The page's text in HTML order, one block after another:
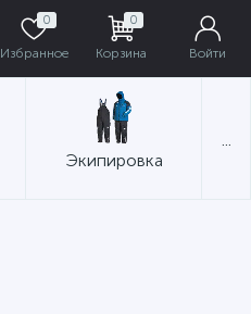
0
Избранное
0
Корзина Войти
Экипировка